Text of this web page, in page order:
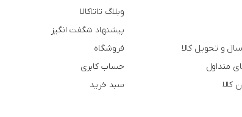
و تحویل کالا
متداول
کالا
وبلاگ تاتاکالا
پیشنهاد شگفت انگیز
فروشگاه
حساب کابری
سبد خرید